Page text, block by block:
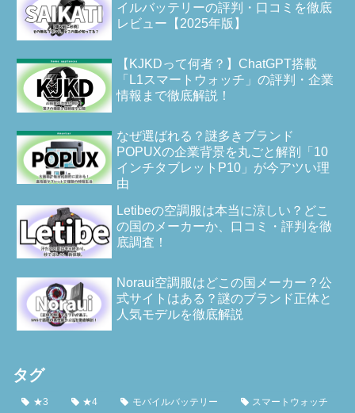
イルバッテリーの評判・口コミを徹底
レビュー【2025年版】
【KJKDって何者？】ChatGPT搭載
「L1スマートウォッチ」の評判・企業
情報まで徹底解説！
なぜ選ばれる？謎多きブランド
POPUXの企業背景を丸ごと解剖「10
インチタブレットP10」が今アツい理
由
Letibeの空調服は本当に涼しい？どこ
の国のメーカーか、口コミ・評判を徹
底調査！
Noraui空調服はどこの国メーカー？公
式サイトはある？謎のブランド正体と
人気モデルを徹底解説
タグ
★3 ★4 モバイルバッテリー スマートウォッチ